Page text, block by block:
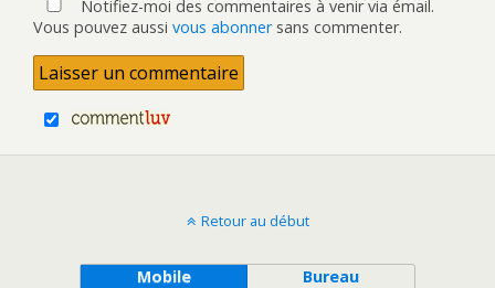
Notifiez-moi des commentaires à venir via émail.
Vous pouvez aussi vous abonnersans commenter.
Retour au début
Mobile Bureau